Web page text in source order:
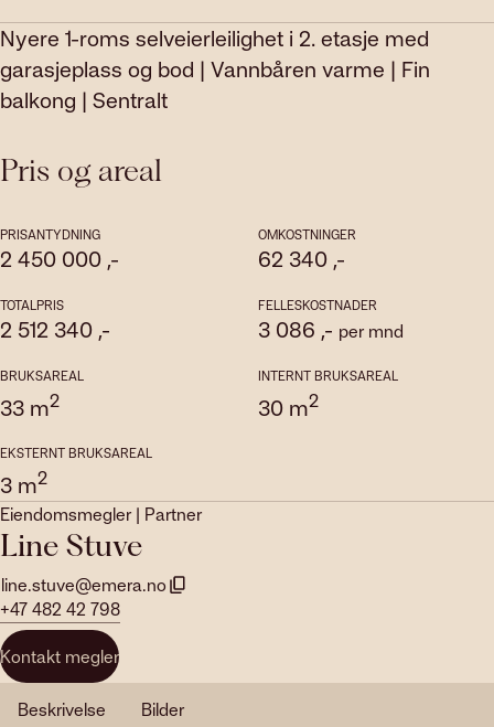
Nyere 1-roms selveierleilighet i 2. etasje med
garasjeplass og bod | Vannbåren varme | Fin
balkong | Sentralt
Pris og areal
PRISANTYDNING
2 450 000 ,-
OMKOSTNINGER
62 340 ,-
TOTALPRIS
2 512 340 ,-
FELLESKOSTNADER
3 086 ,- per mnd
BRUKSAREAL
33 m2
INTERNT BRUKSAREAL
30 m2
EKSTERNT BRUKSAREAL
3 m2
Eiendomsmegler | Partner
Line Stuve
line.stuve@emera.no
+47 482 42 798
Kontakt megler
Beskrivelse
Bilder